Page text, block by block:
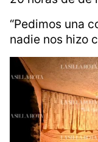
Hoy sus
el lodo,
mientas
acumulados
20 horas de de
“Pedimos una
nadie nos hizo